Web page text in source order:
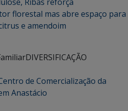
florestal mas abre espaço para
e amendoim
DIVERSIFICAÇÃO
de Comercialização da
Anastácio